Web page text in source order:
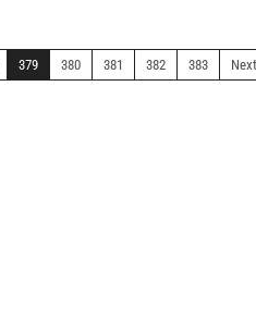
379 380 381 382 383 Next